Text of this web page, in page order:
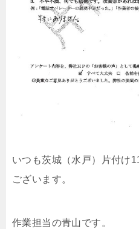
いつも茨城（水戸）片付け
ございます。
作業担当の青山です。